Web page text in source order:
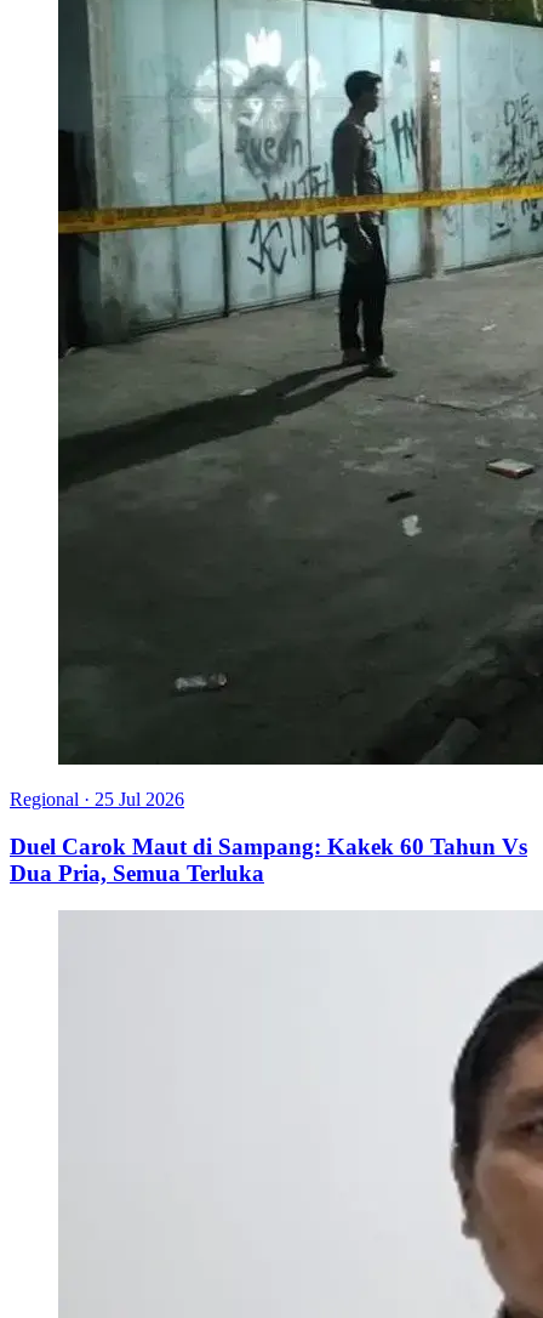
Regional · 25 Jul 2026
Duel Carok Maut di Sampang: Kakek 60 Tahun Vs
Dua Pria, Semua Terluka